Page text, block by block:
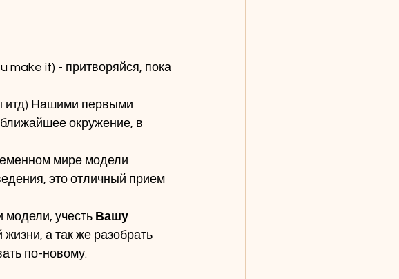
make it) - притворяйся, пока
итд) Нашими первыми
окружение, в
мире модели
это отличный прием
учесть Вашу
а так же разобрать
по-новому.